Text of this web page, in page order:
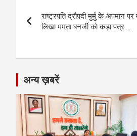
o
o
g
er
A
p
a
m
navigation
राष्ट्रपति द्रौपदी मुर्मु के अपमान
लिखा ममता बनर्जी को कड़ा पत्र….
अन्य ख़बरें